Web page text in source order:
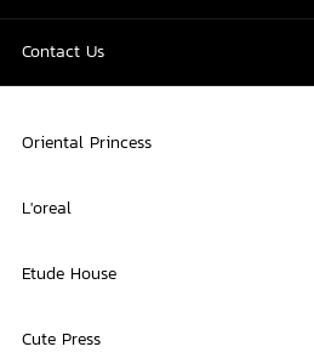
Contact Us
Oriental Princess
L'oreal
Etude House
Cute Press